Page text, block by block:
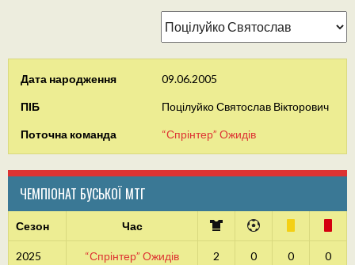
Дата народження 09.06.2005
ПІБ Поцілуйко Святослав Вікторович
Поточна команда “Спрінтер” Ожидів
ЧЕМПІОНАТ БУСЬКОЇ МТГ
Сезон Час
2025 “Спрінтер” Ожидів 2 0 0 0